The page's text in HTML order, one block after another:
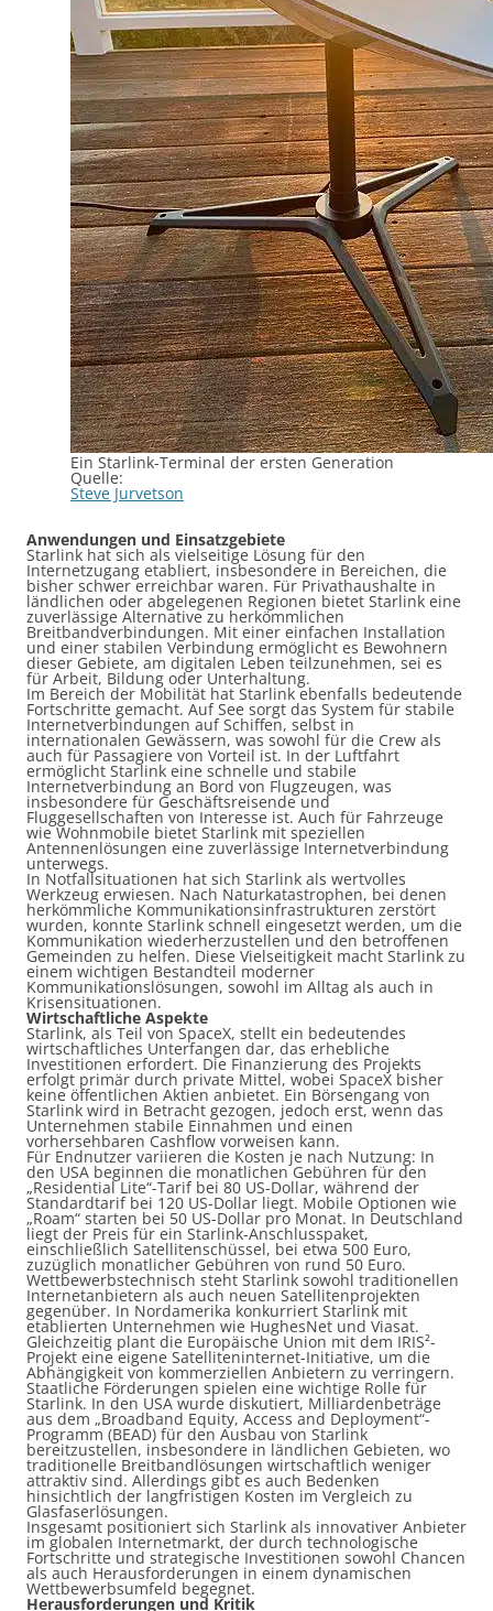
Ein Starlink-Terminal der ersten Generation
Quelle:
Steve Jurvetson
Anwendungen und Einsatzgebiete
Starlink hat sich als vielseitige Lösung für den
Internetzugang etabliert, insbesondere in Bereichen, die
bisher schwer erreichbar waren. Für Privathaushalte in
ländlichen oder abgelegenen Regionen bietet Starlink eine
zuverlässige Alternative zu herkömmlichen
Breitbandverbindungen. Mit einer einfachen Installation
und einer stabilen Verbindung ermöglicht es Bewohnern
dieser Gebiete, am digitalen Leben teilzunehmen, sei es
für Arbeit, Bildung oder Unterhaltung.
Im Bereich der Mobilität hat Starlink ebenfalls bedeutende
Fortschritte gemacht. Auf See sorgt das System für stabile
Internetverbindungen auf Schiffen, selbst in
internationalen Gewässern, was sowohl für die Crew als
auch für Passagiere von Vorteil ist. In der Luftfahrt
ermöglicht Starlink eine schnelle und stabile
Internetverbindung an Bord von Flugzeugen, was
insbesondere für Geschäftsreisende und
Fluggesellschaften von Interesse ist. Auch für Fahrzeuge
wie Wohnmobile bietet Starlink mit speziellen
Antennenlösungen eine zuverlässige Internetverbindung
unterwegs.
In Notfallsituationen hat sich Starlink als wertvolles
Werkzeug erwiesen. Nach Naturkatastrophen, bei denen
herkömmliche Kommunikationsinfrastrukturen zerstört
wurden, konnte Starlink schnell eingesetzt werden, um die
Kommunikation wiederherzustellen und den betroffenen
Gemeinden zu helfen. Diese Vielseitigkeit macht Starlink zu
einem wichtigen Bestandteil moderner
Kommunikationslösungen, sowohl im Alltag als auch in
Krisensituationen.
Wirtschaftliche Aspekte
Starlink, als Teil von SpaceX, stellt ein bedeutendes
wirtschaftliches Unterfangen dar, das erhebliche
Investitionen erfordert. Die Finanzierung des Projekts
erfolgt primär durch private Mittel, wobei SpaceX bisher
keine öffentlichen Aktien anbietet. Ein Börsengang von
Starlink wird in Betracht gezogen, jedoch erst, wenn das
Unternehmen stabile Einnahmen und einen
vorhersehbaren Cashflow vorweisen kann.
Für Endnutzer variieren die Kosten je nach Nutzung: In
den USA beginnen die monatlichen Gebühren für den
„Residential Lite“-Tarif bei 80 US-Dollar, während der
Standardtarif bei 120 US-Dollar liegt. Mobile Optionen wie
„Roam“ starten bei 50 US-Dollar pro Monat. In Deutschland
liegt der Preis für ein Starlink-Anschlusspaket,
einschließlich Satellitenschüssel, bei etwa 500 Euro,
zuzüglich monatlicher Gebühren von rund 50 Euro.
Wettbewerbstechnisch steht Starlink sowohl traditionellen
Internetanbietern als auch neuen Satellitenprojekten
gegenüber. In Nordamerika konkurriert Starlink mit
etablierten Unternehmen wie HughesNet und Viasat.
Gleichzeitig plant die Europäische Union mit dem IRIS²-
Projekt eine eigene Satelliteninternet-Initiative, um die
Abhängigkeit von kommerziellen Anbietern zu verringern.
Staatliche Förderungen spielen eine wichtige Rolle für
Starlink. In den USA wurde diskutiert, Milliardenbeträge
aus dem „Broadband Equity, Access and Deployment“-
Programm (BEAD) für den Ausbau von Starlink
bereitzustellen, insbesondere in ländlichen Gebieten, wo
traditionelle Breitbandlösungen wirtschaftlich weniger
attraktiv sind. Allerdings gibt es auch Bedenken
hinsichtlich der langfristigen Kosten im Vergleich zu
Glasfaserlösungen.
Insgesamt positioniert sich Starlink als innovativer Anbieter
im globalen Internetmarkt, der durch technologische
Fortschritte und strategische Investitionen sowohl Chancen
als auch Herausforderungen in einem dynamischen
Wettbewerbsumfeld begegnet.
Herausforderungen und Kritik